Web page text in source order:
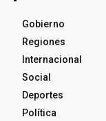
Gobierno
Regiones
Internacional
Social
Deportes
Política